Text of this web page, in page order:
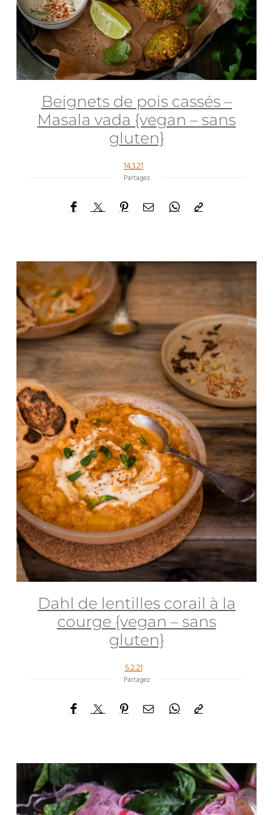
Beignets de pois cassés –
Masala vada {vegan – sans
gluten}
14.3.21
Partagez
Dahl de lentilles corail à la
courge {vegan – sans
gluten}
5.2.21
Partagez